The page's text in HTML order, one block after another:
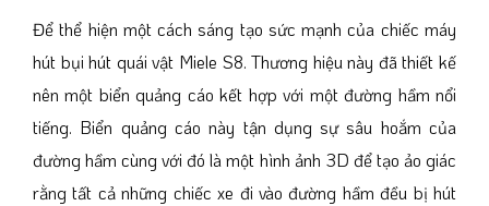
Để thể hiện một cách sáng tạo sức mạnh của chiếc máy
hút bụi hút quái vật Miele S8. Thương hiệu này đã thiết kế
nên một biển quảng cáo kết hợp với một đường hầm nổi
tiếng. Biển quảng cáo này tận dụng sự sâu hoắm của
đường hầm cùng với đó là một hình ảnh 3D để tạo ảo giác
rằng tất cả những chiếc xe đi vào đường hầm đều bị hút